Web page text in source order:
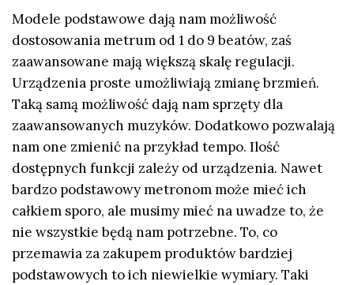
Modele podstawowe dają nam możliwość
dostosowania metrum od 1 do 9 beatów, zaś
zaawansowane mają większą skalę regulacji.
Urządzenia proste umożliwiają zmianę brzmień.
Taką samą możliwość dają nam sprzęty dla
zaawansowanych muzyków. Dodatkowo pozwalają
nam one zmienić na przykład tempo. Ilość
dostępnych funkcji zależy od urządzenia. Nawet
bardzo podstawowy metronom może mieć ich
całkiem sporo, ale musimy mieć na uwadze to, że
nie wszystkie będą nam potrzebne. To, co
przemawia za zakupem produktów bardziej
podstawowych to ich niewielkie wymiary. Taki